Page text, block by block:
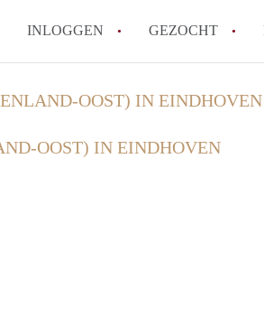
INLOGGEN GEZOCHT
How to translate
Hoeveel kost het om te
OOST) IN EINDHOVEN
OOST) IN EINDHOVEN